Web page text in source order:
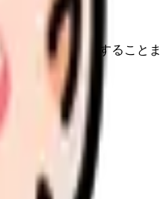
で、次に確認することま